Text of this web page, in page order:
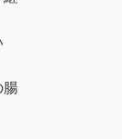
腸